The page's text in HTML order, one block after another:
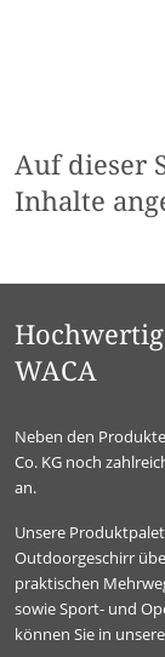
Auf dieser
Inhalte
WACA
Neben den
Co. KG noch
an.
Unsere
Outdoorgeschirr
praktischen
sowie Sport- und
können Sie in